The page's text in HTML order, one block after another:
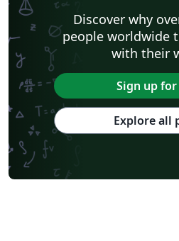
Discover why
people worldwide
with their
Sign up
Explore all